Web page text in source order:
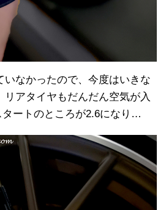
いなかったので、今度はいきな
リアタイヤもだんだん空気が入
タートのところが2.6になり…